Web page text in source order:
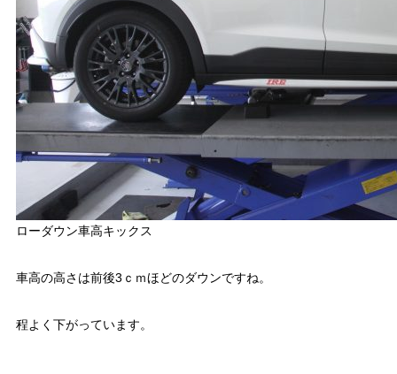
ローダウン車高キックス
車高の高さは前後3ｃｍほどのダウンですね。
程よく下がっています。